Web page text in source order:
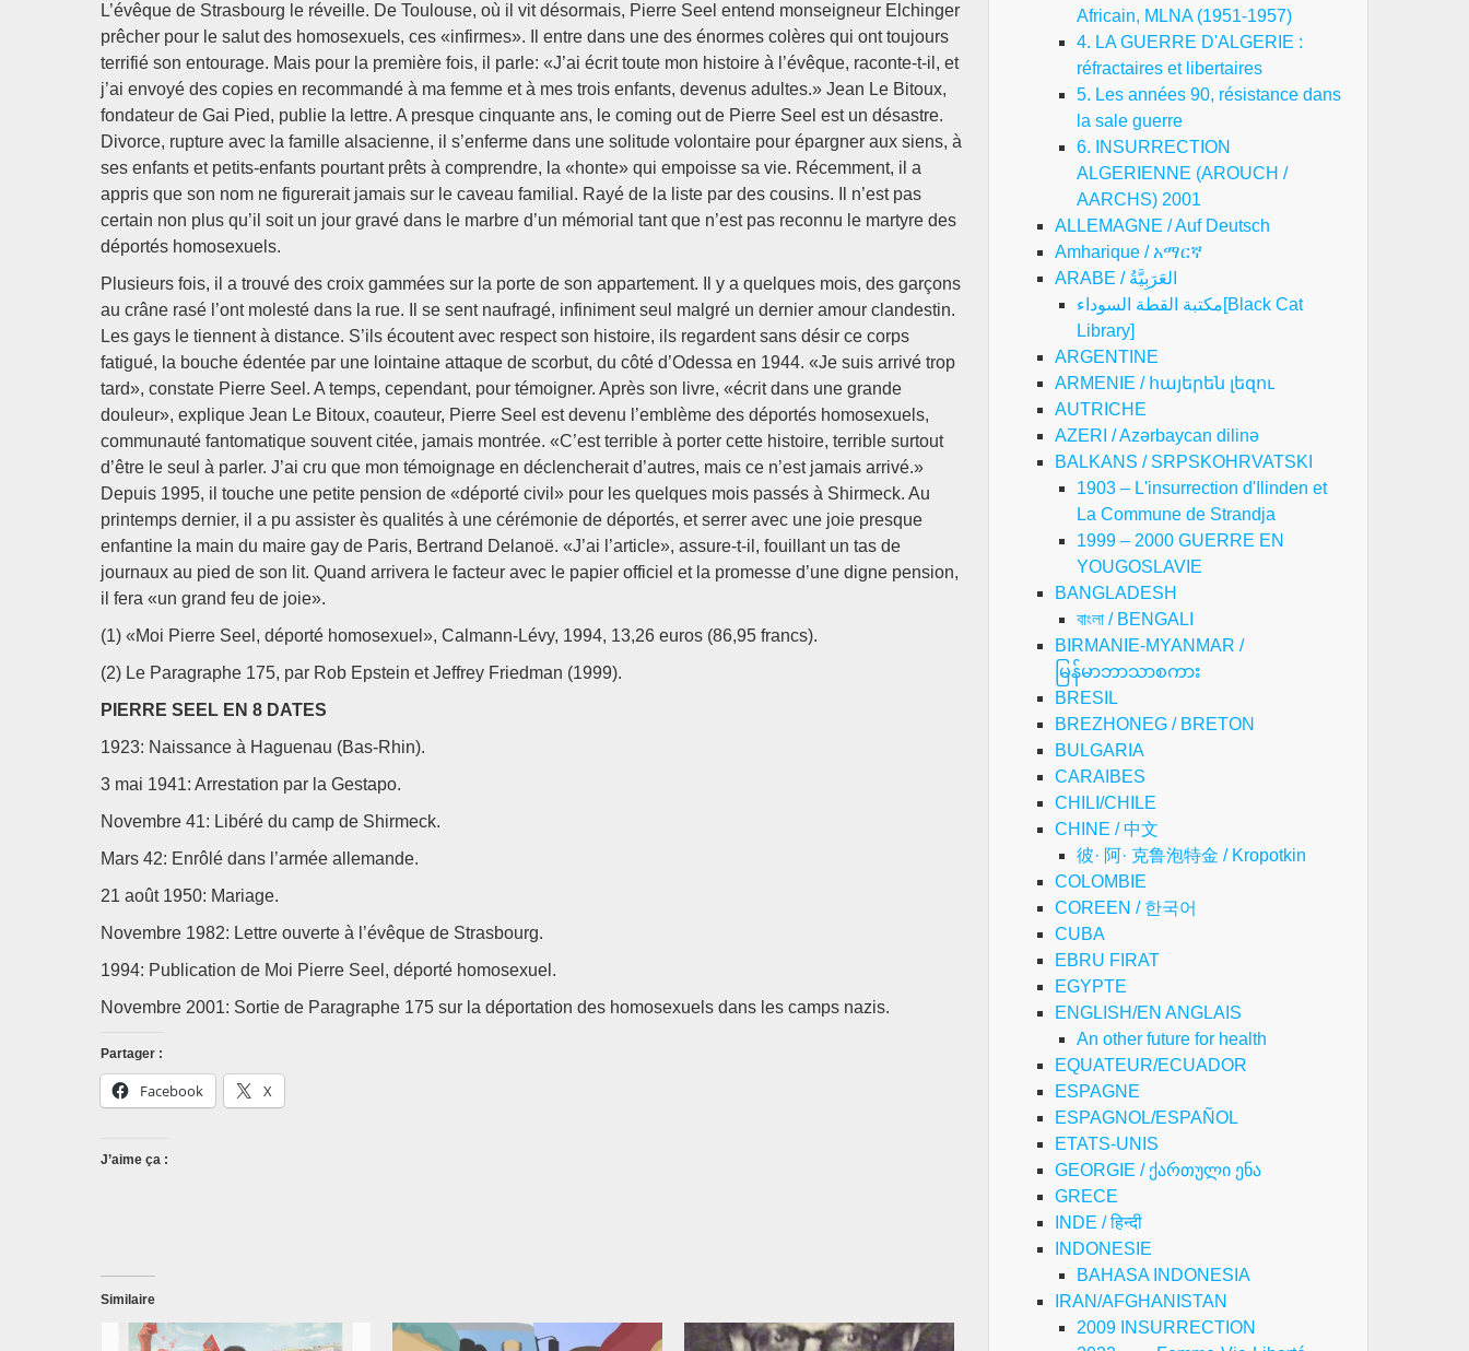
L’évêque de Strasbourg le réveille. De Toulouse, où il vit désormais, Pierre Seel entend monseigneur Elchinger
prêcher pour le salut des homosexuels, ces «infirmes». Il entre dans une des énormes colères qui ont toujours
terrifié son entourage. Mais pour la première fois, il parle: «J’ai écrit toute mon histoire à l’évêque, raconte-t-il, et
j’ai envoyé des copies en recommandé à ma femme et à mes trois enfants, devenus adultes.» Jean Le Bitoux,
fondateur de Gai Pied, publie la lettre. A presque cinquante ans, le coming out de Pierre Seel est un désastre.
Divorce, rupture avec la famille alsacienne, il s’enferme dans une solitude volontaire pour épargner aux siens, à
ses enfants et petits-enfants pourtant prêts à comprendre, la «honte» qui empoisse sa vie. Récemment, il a
appris que son nom ne figurerait jamais sur le caveau familial. Rayé de la liste par des cousins. Il n’est pas
certain non plus qu’il soit un jour gravé dans le marbre d’un mémorial tant que n’est pas reconnu le martyre des
déportés homosexuels.
Plusieurs fois, il a trouvé des croix gammées sur la porte de son appartement. Il y a quelques mois, des garçons
au crâne rasé l’ont molesté dans la rue. Il se sent naufragé, infiniment seul malgré un dernier amour clandestin.
Les gays le tiennent à distance. S’ils écoutent avec respect son histoire, ils regardent sans désir ce corps
fatigué, la bouche édentée par une lointaine attaque de scorbut, du côté d’Odessa en 1944. «Je suis arrivé trop
tard», constate Pierre Seel. A temps, cependant, pour témoigner. Après son livre, «écrit dans une grande
douleur», explique Jean Le Bitoux, coauteur, Pierre Seel est devenu l’emblème des déportés homosexuels,
communauté fantomatique souvent citée, jamais montrée. «C’est terrible à porter cette histoire, terrible surtout
d’être le seul à parler. J’ai cru que mon témoignage en déclencherait d’autres, mais ce n’est jamais arrivé.»
Depuis 1995, il touche une petite pension de «déporté civil» pour les quelques mois passés à Shirmeck. Au
printemps dernier, il a pu assister ès qualités à une cérémonie de déportés, et serrer avec une joie presque
enfantine la main du maire gay de Paris, Bertrand Delanoë. «J’ai l’article», assure-t-il, fouillant un tas de
journaux au pied de son lit. Quand arrivera le facteur avec le papier officiel et la promesse d’une digne pension,
il fera «un grand feu de joie».
(1) «Moi Pierre Seel, déporté homosexuel», Calmann-Lévy, 1994, 13,26 euros (86,95 francs).
(2) Le Paragraphe 175, par Rob Epstein et Jeffrey Friedman (1999).
PIERRE SEEL EN 8 DATES
1923: Naissance à Haguenau (Bas-Rhin).
3 mai 1941: Arrestation par la Gestapo.
Novembre 41: Libéré du camp de Shirmeck.
Mars 42: Enrôlé dans l’armée allemande.
21 août 1950: Mariage.
Novembre 1982: Lettre ouverte à l’évêque de Strasbourg.
1994: Publication de Moi Pierre Seel, déporté homosexuel.
Novembre 2001: Sortie de Paragraphe 175 sur la déportation des homosexuels dans les camps nazis.
Partager :
Facebook X
J’aime ça :
Similaire
Africain, MLNA (1951-1957)
4. LA GUERRE D'ALGERIE :
réfractaires et libertaires
5. Les années 90, résistance dans
la sale guerre
6. INSURRECTION
ALGERIENNE (AROUCH /
AARCHS) 2001
ALLEMAGNE / Auf Deutsch
Amharique / አማርኛ
ARABE / العَرَبِيَّةُ
مكتبة القطة السوداء[Black Cat
Library]
ARGENTINE
ARMENIE / հայերեն լեզու
AUTRICHE
AZERI / Azərbaycan dilinə
BALKANS / SRPSKOHRVATSKI
1903 – L'insurrection d'Ilinden et
La Commune de Strandja
1999 – 2000 GUERRE EN
YOUGOSLAVIE
BANGLADESH
বাংলা / BENGALI
BIRMANIE-MYANMAR /
မြန်မာဘာသာစကား
BRESIL
BREZHONEG / BRETON
BULGARIA
CARAIBES
CHILI/CHILE
CHINE / 中文
彼· 阿· 克鲁泡特金 / Kropotkin
COLOMBIE
COREEN / 한국어
CUBA
EBRU FIRAT
EGYPTE
ENGLISH/EN ANGLAIS
An other future for health
EQUATEUR/ECUADOR
ESPAGNE
ESPAGNOL/ESPAÑOL
ETATS-UNIS
GEORGIE / ქართული ენა
GRECE
INDE / हिन्दी
INDONESIE
BAHASA INDONESIA
IRAN/AFGHANISTAN
2009 INSURRECTION